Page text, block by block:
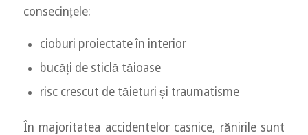
consecințele:
cioburi proiectate în interior
bucăți de sticlă tăioase
risc crescut de tăieturi și traumatisme
În majoritatea accidentelor casnice, rănirile sunt